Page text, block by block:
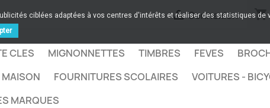
 Connexion shopping_cart
CLES MIGNONNETTES TIMBRES FEVES
MAISON FOURNITURES SCOLAIRES
VOITURES -
MARQUES
ciblées adaptées à vos centres d'intérêts et réaliser des statistiques de